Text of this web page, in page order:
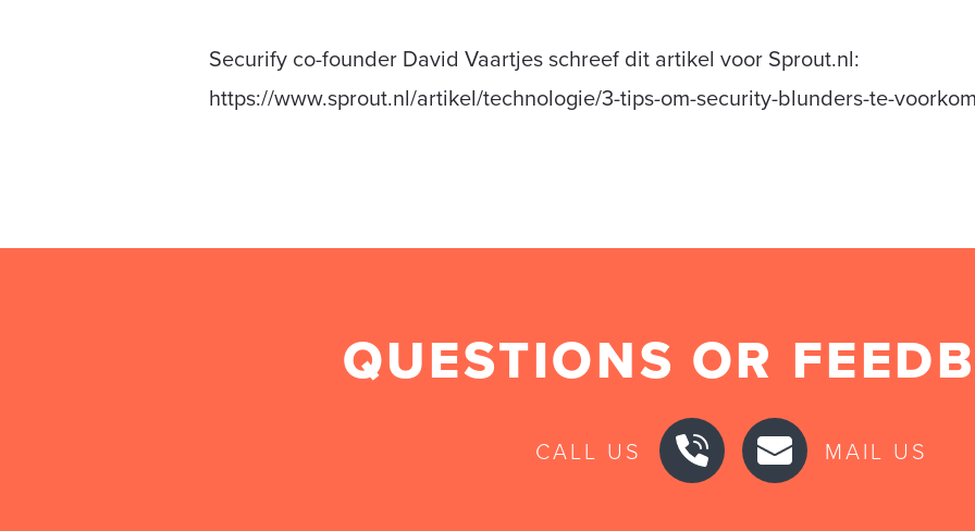
Securify co-founder David Vaartjes schreef dit artikel voor Sprout.nl:
https://www.sprout.nl/artikel/technologie/3-tips-om-security-blunders-te-
QUESTIONS OR
CALL US MAIL US